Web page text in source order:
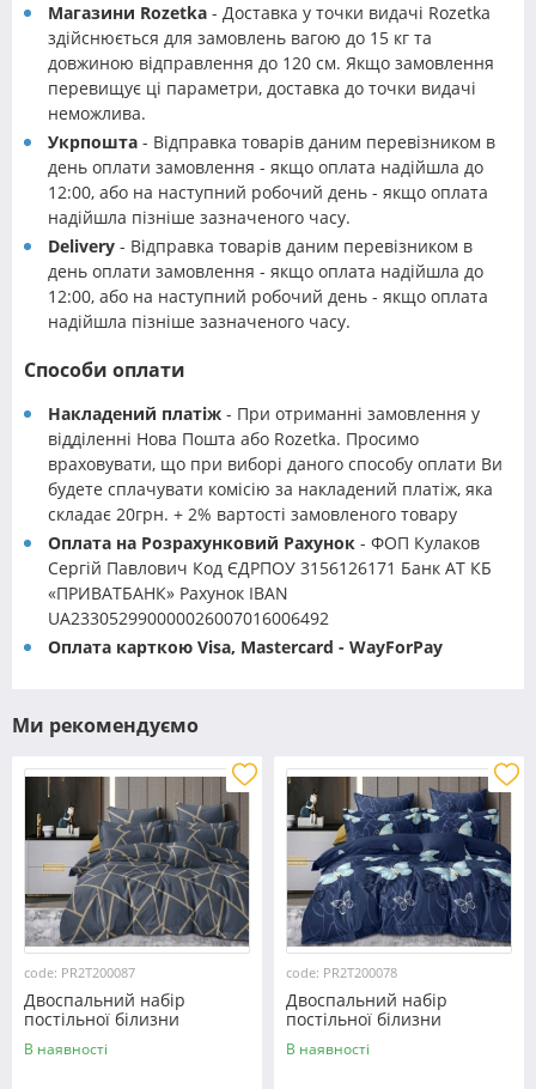
Магазини Rozetka - Доставка у точки видачі Rozetka
здійснюється для замовлень вагою до 15 кг та
довжиною відправлення до 120 см. Якщо замовлення
перевищує ці параметри, доставка до точки видачі
неможлива.
Укрпошта - Відправка товарів даним перевізником в
день оплати замовлення - якщо оплата надійшла до
12:00, або на наступний робочий день - якщо оплата
надійшла пізніше зазначеного часу.
Delivery - Відправка товарів даним перевізником в
день оплати замовлення - якщо оплата надійшла до
12:00, або на наступний робочий день - якщо оплата
надійшла пізніше зазначеного часу.
Способи оплати
Накладений платіж - При отриманні замовлення у
відділенні Нова Пошта або Rozetka. Просимо
враховувати, що при виборі даного способу оплати Ви
будете сплачувати комісію за накладений платіж, яка
складає 20грн. + 2% вартості замовленого товару
Оплата на Розрахунковий Рахунок - ФОП Кулаков
Сергій Павлович Код ЄДРПОУ 3156126171 Банк АТ КБ
«ПРИВАТБАНК» Рахунок IBAN
UA233052990000026007016006492
Оплата карткою Visa, Mastercard - WayForPay
Ми рекомендуємо
code: PR2T200087
Двоспальний набір
постільної білизни
180*220 із полікотону
№200087 Черешенька™
В наявності
code: PR2T200078
Двоспальний набір
постільної білизни
180*220 із полікотону
№200078 Черешенька™
В наявності